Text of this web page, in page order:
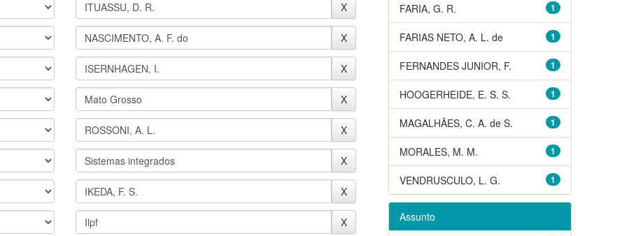
1
FARIA, G. R.
1
FARIAS NETO, A. L. de
1
FERNANDES JUNIOR, F.
1
HOOGERHEIDE, E. S. S.
1
MAGALHÃES, C. A. de S.
1
MORALES, M. M.
1
VENDRUSCULO, L. G.
Assunto